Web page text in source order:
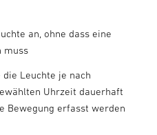
an, ohne dass eine
muss
Leuchte je nach
Uhrzeit dauerhaft
Bewegung erfasst werden